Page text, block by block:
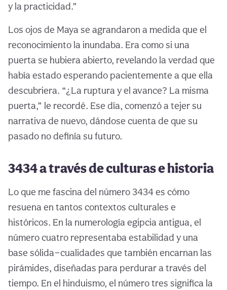
y la practicidad.”
Los ojos de Maya se agrandaron a medida que el
reconocimiento la inundaba. Era como si una
puerta se hubiera abierto, revelando la verdad que
había estado esperando pacientemente a que ella
descubriera. “¿La ruptura y el avance? La misma
puerta,” le recordé. Ese día, comenzó a tejer su
narrativa de nuevo, dándose cuenta de que su
pasado no definía su futuro.
3434 a través de culturas e historia
Lo que me fascina del número 3434 es cómo
resuena en tantos contextos culturales e
históricos. En la numerología egipcia antigua, el
número cuatro representaba estabilidad y una
base sólida—cualidades que también encarnan las
pirámides, diseñadas para perdurar a través del
tiempo. En el hinduismo, el número tres significa la